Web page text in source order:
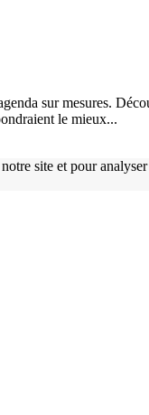
sur mesures.
le mieux...
site et pour